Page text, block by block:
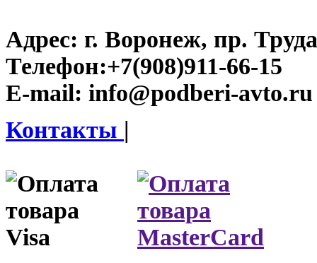
Адрес: г. Воронеж, пр.
Телефон:+7(908)911-66-15
E-mail: info@podberi-avto.ru
Контакты |